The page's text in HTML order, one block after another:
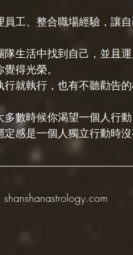
工、整合職場經驗，讓
生活中找到自己，並且
得光榮。
就執行，也有不聽勸告
數時候你渴望一個人行
感是一個人獨立行動時